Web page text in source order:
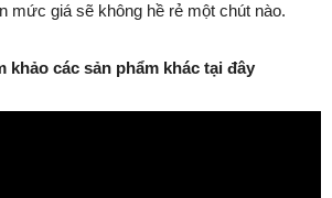
mức giá sẽ không hề rẻ một chút nào.
khảo các sản phẩm khác tại đây